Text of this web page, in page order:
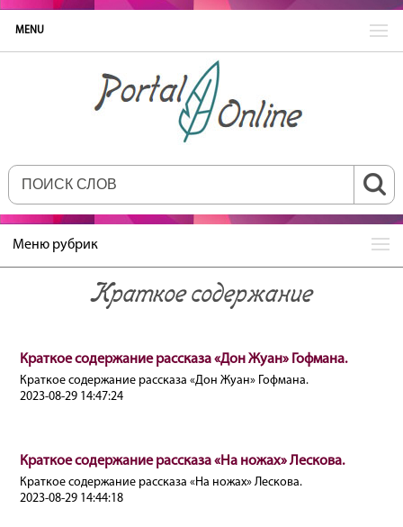
MENU
Меню рубрик
Краткое содержание
Краткое содержание рассказа «Дон Жуан» Гофмана.
Краткое содержание рассказа «Дон Жуан» Гофмана.
2023-08-29 14:47:24
Краткое содержание рассказа «На ножах» Лескова.
Краткое содержание рассказа «На ножах» Лескова.
2023-08-29 14:44:18